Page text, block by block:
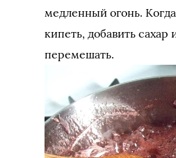
медленный огонь.
кипеть, добавить сахар
перемешать.